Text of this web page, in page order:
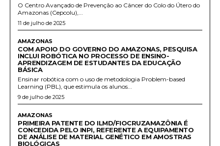
O Centro Avançado de Prevenção ao Câncer do Colo do Útero do
Amazonas (Cepcolu),...
11 de julho de 2025
AMAZONAS
COM APOIO DO GOVERNO DO AMAZONAS, PESQUISA
INCLUI ROBÓTICA NO PROCESSO DE ENSINO-
APRENDIZAGEM DE ESTUDANTES DA EDUCAÇÃO
BÁSICA
Ensinar robótica com o uso de metodologia Problem-based
Learning (PBL), que estimula os alunos...
9 de julho de 2025
AMAZONAS
PRIMEIRA PATENTE DO ILMD/FIOCRUZAMAZÔNIA É
CONCEDIDA PELO INPI, REFERENTE A EQUIPAMENTO
DE ANÁLISE DE MATERIAL GENÉTICO EM AMOSTRAS
BIOLÓGICAS